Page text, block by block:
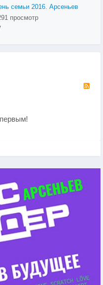
семьи 2016. Арсеньев
просмотр